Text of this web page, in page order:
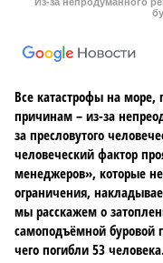
Все катастрофы на
причинам – из-за
за пресловутого
человеческий фактор
менеджеров», которые
ограничения,
мы расскажем о
самоподъёмной буровой
чего погибли 53